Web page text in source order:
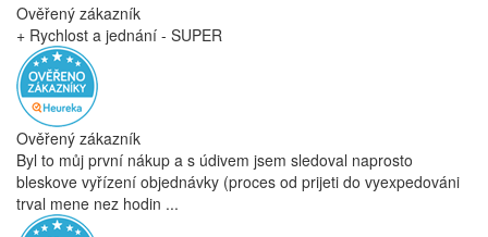
Ověřený zákazník
+ Rychlost a jednání - SUPER
Ověřený zákazník
Byl to můj první nákup a s údivem jsem sledoval naprosto
bleskove vyřízení objednávky (proces od prijeti do vyexpedováni
trval mene nez hodin ...